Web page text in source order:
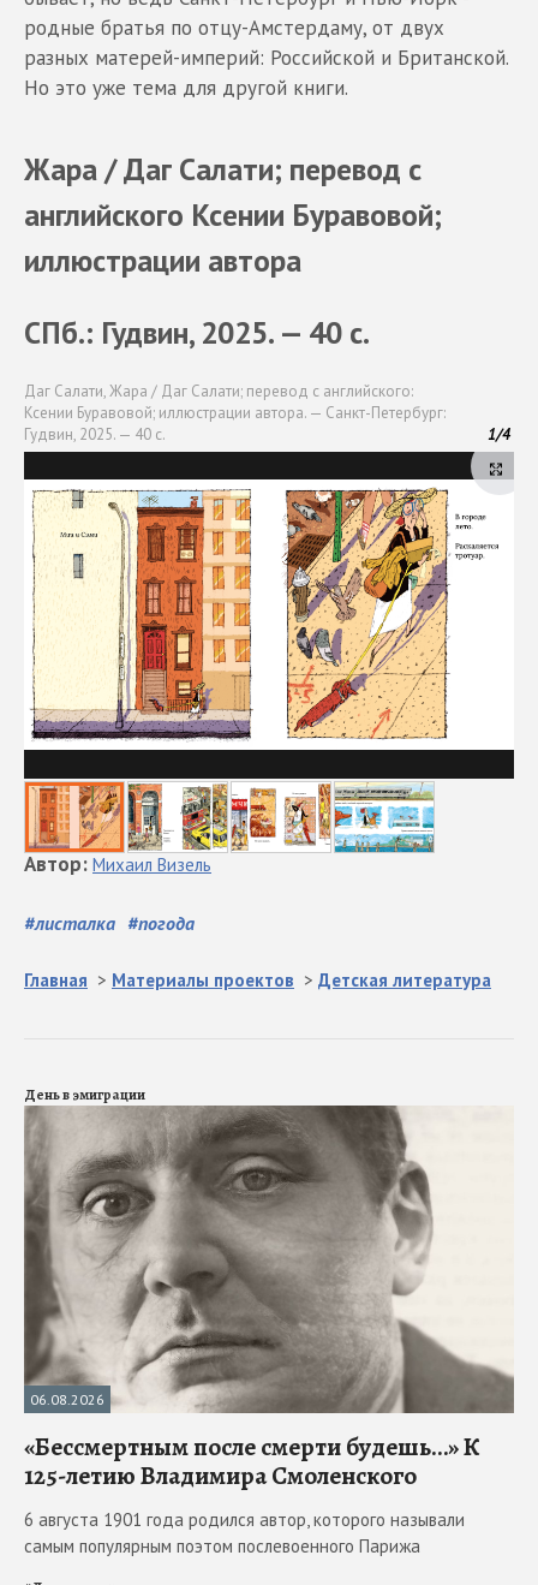
родные братья по отцу-Амстердаму, от двух
разных матерей-империй: Российской и Британской.
Но это уже тема для другой книги.
Жара / Даг Салати; перевод с
английского Ксении Буравовой;
иллюстрации автора
СПб.: Гудвин, 2025. — 40 с.
Даг Салати, Жара / Даг Салати; перевод с английского:
Ксении Буравовой; иллюстрации автора. — Санкт-Петербург:
Гудвин, 2025. — 40 с.
1/4
#листалка #погода
Автор: Михаил Визель
Главная > Материалы проектов > Детская литература
День в эмиграции
06.08.2026
«Бессмертным после смерти будешь…» К
125-летию Владимира Смоленского
6 августа 1901 года родился автор, которого называли
самым популярным поэтом послевоенного Парижа